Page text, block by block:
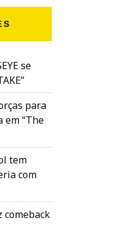
se
para
em “The
tem
com
comeback